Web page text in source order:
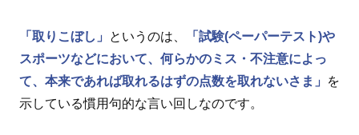
「取りこぼし」 というのは、
「試験(ペーパーテスト)や
スポーツなどにおいて、何らかのミス・不注意によっ
て、本来であれば取れるはずの点数を取れないさま」
を
示している慣用句的な言い回しなのです。